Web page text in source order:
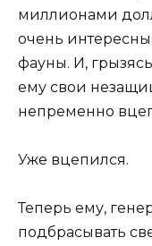
миллионами
очень
фауны. И,
ему свои
непременно
Уже вцепился.
Теперь ему,
подбрасывать